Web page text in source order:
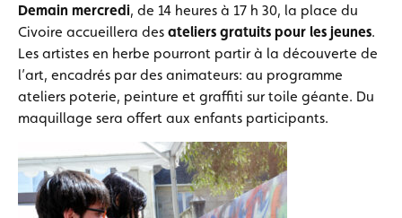
Demain mercredi, de 14 heures à 17 h 30, la place du
Civoire accueillera des ateliers gratuits pour les jeunes.
Les artistes en herbe pourront partir à la découverte de
l’art, encadrés par des animateurs: au programme
ateliers poterie, peinture et graffiti sur toile géante. Du
maquillage sera offert aux enfants participants.